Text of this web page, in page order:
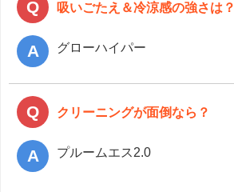
吸いごたえ＆冷涼感の強さは？
グローハイパー
クリーニングが面倒なら？
プルームエス2.0